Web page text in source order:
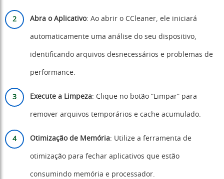
Abra o Aplicativo: Ao abrir o CCleaner, ele iniciará
automaticamente uma análise do seu dispositivo,
identificando arquivos desnecessários e problemas de
performance.
Execute a Limpeza: Clique no botão “Limpar” para
remover arquivos temporários e cache acumulado.
Otimização de Memória: Utilize a ferramenta de
otimização para fechar aplicativos que estão
consumindo memória e processador.